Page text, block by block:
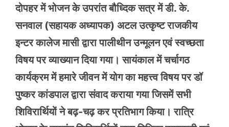
दोपहर में भोजन के उपरांत बौध्दिक सत्र में डी. के.
सनवाल (सहायक अध्यापक) अटल उत्कृष्ट राजकीय
इन्टर कालेज मासी द्वारा पालीथीन उन्मूलन एवं स्वच्छता
विषय पर व्याख्यान दिया गया। सायंकाल में चर्चागठ
कार्यक्रम में हमारे जीवन में योग का महत्त्व विषय पर डॉ
पुष्कर कांडपाल द्वारा संवाद कराया गया जिसमें सभी
शिविरार्थियों ने बढ़-चढ़ कर प्रतिभाग किया। रात्रि